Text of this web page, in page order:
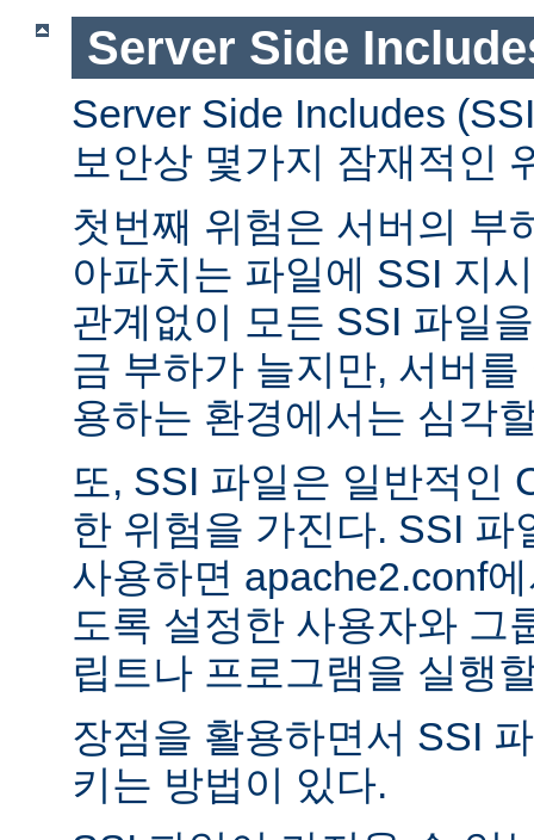
Server Side
Server Side Includes
보안상 몇가지 잠재적인
첫번째 위험은 서버의 부
아파치는 파일에 SSI 지
관계없이 모든 SSI 파일
금 부하가 늘지만, 서버
용하는 환경에서는 심각
또, SSI 파일은 일반적인
한 위험을 가진다. SSI 파
사용하면 apache2.conf
도록 설정한 사용자와 그
립트나 프로그램을 실행
장점을 활용하면서 SSI
키는 방법이 있다.